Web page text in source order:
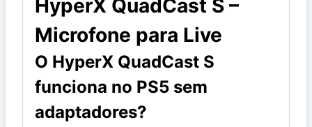
HyperX QuadCast S –
Microfone para Live
O HyperX QuadCast S
funciona no PS5 sem
adaptadores?